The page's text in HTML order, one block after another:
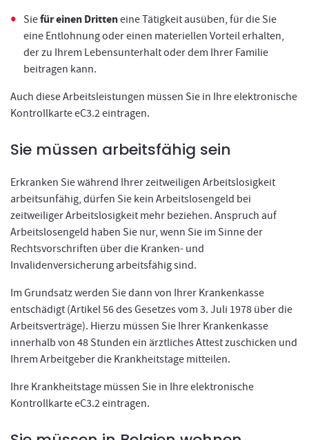
Siefür einen Dritteneine Tätigkeit ausüben, für die Sie
eine Entlohnung oder einen materiellen Vorteil erhalten,
der zu Ihrem Lebensunterhalt oder dem Ihrer Familie
beitragen kann.
Auch diese Arbeitsleistungen müssen Sie in Ihre elektronische
Kontrollkarte eC3.2 eintragen.
Sie müssen arbeitsfähig sein
Erkranken Sie während Ihrer zeitweiligen Arbeitslosigkeit
arbeitsunfähig, dürfen Sie kein Arbeitslosengeld bei
zeitweiliger Arbeitslosigkeit mehr beziehen. Anspruch auf
Arbeitslosengeld haben Sie nur, wenn Sie im Sinne der
Rechtsvorschriften über die Kranken- und
Invalidenversicherung arbeitsfähig sind.
Im Grundsatz werden Sie dann von Ihrer Krankenkasse
entschädigt (Artikel 56 des Gesetzes vom 3. Juli 1978 über die
Arbeitsverträge). Hierzu müssen Sie Ihrer Krankenkasse
innerhalb von 48 Stunden ein ärztliches Attest zuschicken und
Ihrem Arbeitgeber die Krankheitstage mitteilen.
Ihre Krankheitstage müssen Sie in Ihre elektronische
Kontrollkarte eC3.2 eintragen.